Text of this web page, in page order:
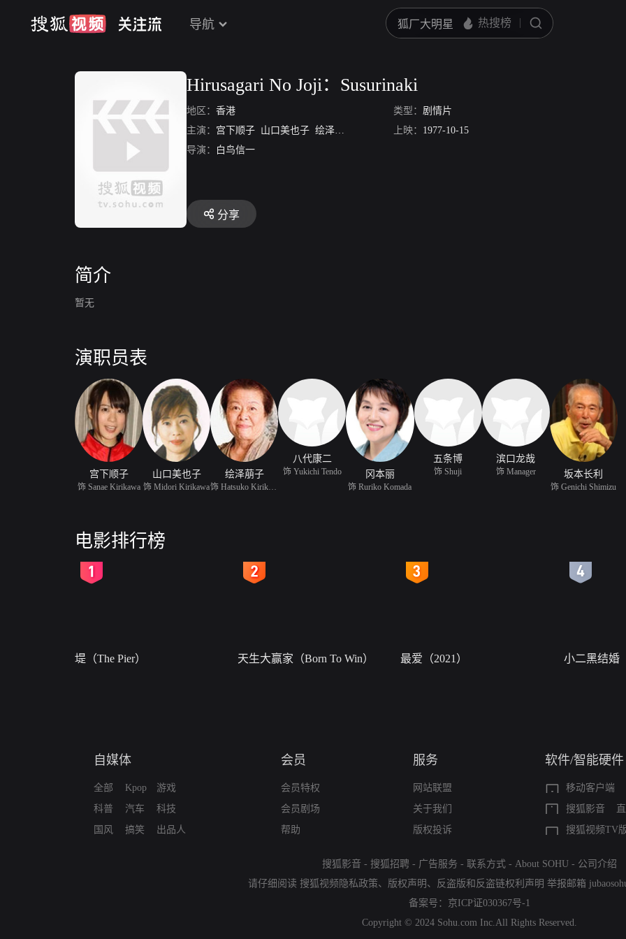
导航
Hirusagari No Joji：Susurinaki
地区： 香港 类型： 剧情片
主演： 宫下顺子 山口美也子 绘泽萠子 八代康二 冈本丽 五条博
上映： 1977-10-15
导演：
白鸟信一
分享
简介
暂无
演职员表
宫下顺子
饰 Sanae Kirikawa
山口美也子
饰 Midori Kirikawa
绘泽萠子
八代康二
饰 Yukichi Tendo 冈本丽
饰 Ruriko Komada
五条博
饰 Shuji
滨口龙哉
饰 Manager 坂本长利
饰 Genichi Shimizu
电影排行榜
堤（The Pier） 天生大赢家（Born To Win） 最爱（2021） 小二黑结婚
自媒体
全部
科普
国风
Kpop
汽车
搞笑
游戏
科技
出品人
会员
会员特权
会员剧场
帮助
服务
网站联盟
关于我们
版权投诉
软件/智能硬件
移动客户端
搜狐影音
搜狐视频TV
搜狐影音 - 搜狐招聘 - 广告服务 - 联系方式 - About SOHU - 公司介绍
请仔细阅读 搜狐视频隐私政策、 版权声明 、 反盗版和反盗链权利声明 举报邮箱
备案号： 京ICP证030367号-1
Copyright © 2024 Sohu.com Inc.All Rights Reserved.